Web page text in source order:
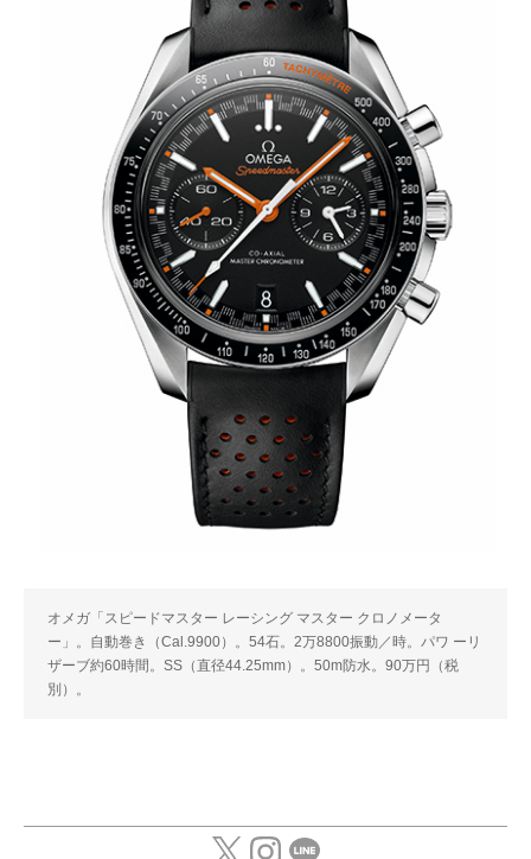
オメガ「スピードマスター レーシング マスター クロノメータ
ー」。自動巻き（Cal.9900）。54石。2万8800振動／時。パワ ーリ
ザーブ約60時間。SS（直径44.25mm）。50m防水。90万円（税
別）。